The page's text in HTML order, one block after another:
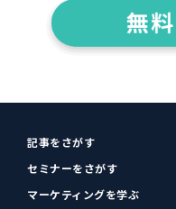
記事をさがす
セミナーをさがす
マーケティングを学ぶ